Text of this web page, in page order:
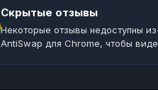
Скрытые отзывы
Некоторые отзывы недоступны
AntiSwap для Chrome, чтобы